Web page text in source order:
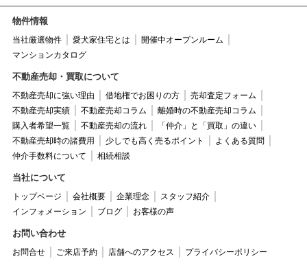
物件情報
当社厳選物件 愛犬家住宅とは
開催中オープンルーム
マンションカタログ
不動産売却・買取について
不動産売却に強い理由 借地権でお困りの方
売却査定フォーム
不動産売却実績
不動産売却コラム
離婚時の不動産売却コラム
購入者希望一覧
不動産売却の流れ
「仲介」と「買取」の違い
不動産売却時の諸費用
少しでも高く売るポイント
よくある質問
仲介手数料について
相続相談
当社について
トップページ 会社概要 企業理念
スタッフ紹介
インフォメーション
ブログ お客様の声
お問い合わせ
お問合せ ご来店予約 店舗へのアクセス プライバシーポリシー